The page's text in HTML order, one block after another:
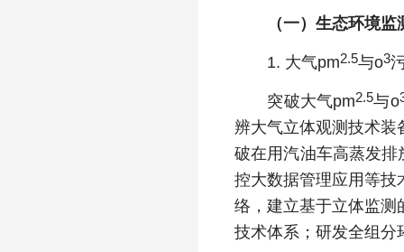
（一）生态环境监
1. 大气pm2.5与o3
突破大气pm2.5与o
辨大气立体观测技术装
破在用汽油车高蒸发
控大数据管理应用等技
络，建立基于立体监
技术体系；研发全组分